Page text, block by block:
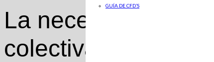
GUÍA DE CFD’S
La necesaria
colectiva para